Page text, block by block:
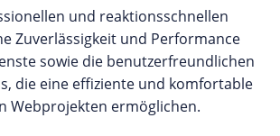
und reaktionsschnellen
Zuverlässigkeit und Performance
sowie die benutzerfreundlichen
die eine effiziente und komfortable
Webprojekten ermöglichen.